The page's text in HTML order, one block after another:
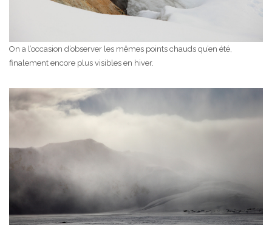
On a l’occasion d’observer les mêmes points chauds qu’en été,
finalement encore plus visibles en hiver.